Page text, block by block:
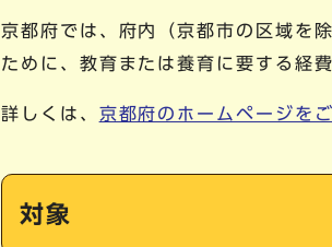
京都府では、府内（京都市の区域を
ために、教育または養育に要する経
詳しくは、 京都府のホームページを
対象